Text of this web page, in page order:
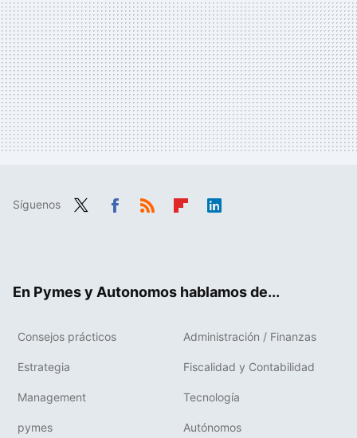
Síguenos
En Pymes y Autonomos hablamos de...
Consejos prácticos Administración / Finanzas
Estrategia Fiscalidad y Contabilidad
Management Tecnología
pymes Autónomos